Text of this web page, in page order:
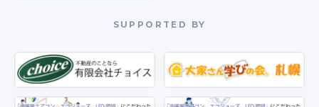
SUPPORTED BY